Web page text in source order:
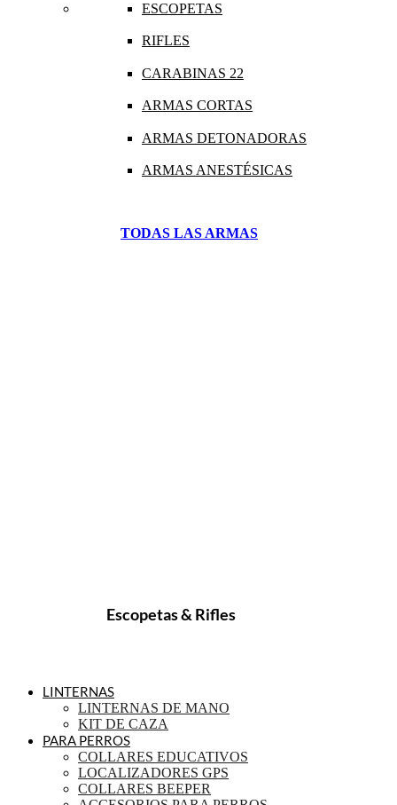
ESCOPETAS
RIFLES
CARABINAS 22
ARMAS CORTAS
ARMAS DETONADORAS
ARMAS ANESTÉSICAS
TODAS LAS ARMAS
Escopetas & Rifles
LINTERNAS
LINTERNAS DE MANO
KIT DE CAZA
PARA PERROS
COLLARES EDUCATIVOS
LOCALIZADORES GPS
COLLARES BEEPER